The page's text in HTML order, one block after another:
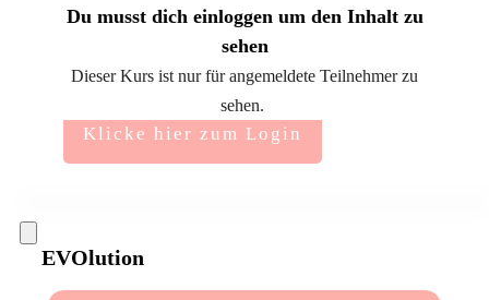
Du musst dich einloggen um den Inhalt zu
sehen
Dieser Kurs ist nur für angemeldete Teilnehmer zu
sehen.
Klicke hier zum Login
EVOlution